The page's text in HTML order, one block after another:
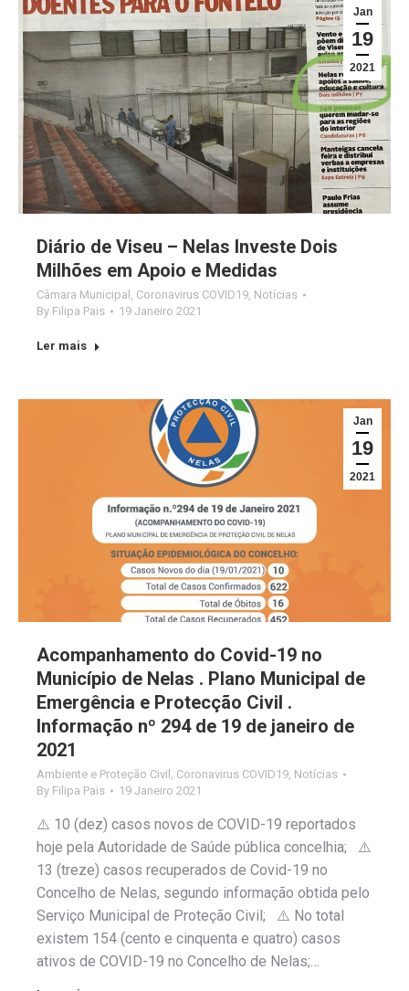
Jan
19
2021
Diário de Viseu – Nelas Investe Dois
Milhões em Apoio e Medidas
Câmara Municipal Coronavirus COVID19 Notícias
By Filipa Pais 19 Janeiro 2021
Ler mais
Jan
19
2021
Acompanhamento do Covid-19 no
Município de Nelas . Plano Municipal de
Emergência e Protecção Civil .
Informação nº 294 de 19 de janeiro de
2021
Ambiente e Proteção Civil Coronavirus COVID19 Notícias
By Filipa Pais 19 Janeiro 2021
⚠️ 10 (dez) casos novos de COVID-19 reportados
hoje pela Autoridade de Saúde pública concelhia; ⚠️
13 (treze) casos recuperados de Covid-19 no
Concelho de Nelas, segundo informação obtida pelo
Serviço Municipal de Proteção Civil; ⚠️ No total
existem 154 (cento e cinquenta e quatro) casos
ativos de COVID-19 no Concelho de Nelas;…